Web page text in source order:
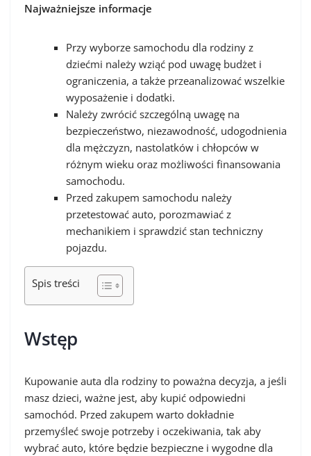
Najważniejsze informacje
Przy wyborze samochodu dla rodziny z
dziećmi należy wziąć pod uwagę budżet i
ograniczenia, a także przeanalizować wszelkie
wyposażenie i dodatki.
Należy zwrócić szczególną uwagę na
bezpieczeństwo, niezawodność, udogodnienia
dla mężczyzn, nastolatków i chłopców w
różnym wieku oraz możliwości finansowania
samochodu.
Przed zakupem samochodu należy
przetestować auto, porozmawiać z
mechanikiem i sprawdzić stan techniczny
pojazdu.
Spis treści
Wstęp
Kupowanie auta dla rodziny to poważna decyzja, a jeśli
masz dzieci, ważne jest, aby kupić odpowiedni
samochód. Przed zakupem warto dokładnie
przemyśleć swoje potrzeby i oczekiwania, tak aby
wybrać auto, które będzie bezpieczne i wygodne dla